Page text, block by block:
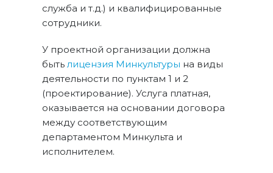
служба и т.д.) и квалифицированные
сотрудники.
У проектной организации должна
быть лицензия Минкультуры на виды
деятельности по пунктам 1 и 2
(проектирование). Услуга платная,
оказывается на основании договора
между соответствующим
департаментом Минкульта и
исполнителем.